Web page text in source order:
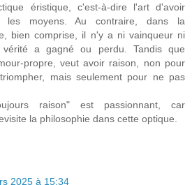
éristique, c'est-à-dire l'art d'avoir
les moyens. Au contraire, dans la
bien comprise, il n'y a ni vainqueur ni
a gagné ou perdu. Tandis que
propre, veut avoir raison, non pour
mais seulement pour ne pas
raison" est passionnant, car
la philosophie dans cette optique.
2025 à 15:34